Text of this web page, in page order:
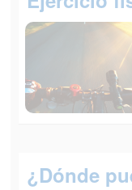
¿Dónde